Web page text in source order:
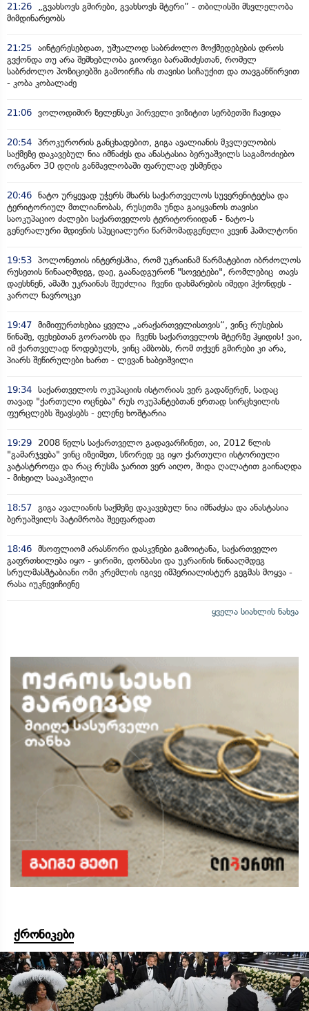
21:26
„გვახსოვს გმირები, გვახსოვს მტერი” - თბილისში მსვლელობა
მიმდინარეობს
21:25 აინტერესებდათ, უშუალოდ საბრძოლო მოქმედებების დროს
გვქონდა თუ არა შემხებლობა გიორგი ბარამიძესთან, რომელ
საბრძოლო პოზიციებში გამოირჩა ის თავისი სიჩაუქით და თავგანწირვით
- კობა კობალაძე
21:06 ვოლოდიმირ ზელენსკი პირველი ვიზიტით სერბეთში ჩავიდა
20:54 პროკურორის განცხადებით, გიგა ავალიანის მკვლელობის
საქმეზე დაკავებულ ნია იმნაძეს და ანასტასია ბერუაშვილს საგამოძიებო
ორგანო 30 დღის განმავლობაში ფარულად უსმენდა
20:46 ნატო ურყევად უჭერს მხარს საქართველოს სუვერენიტეტსა და
ტერიტორიულ მთლიანობას, რუსეთმა უნდა გაიყვანოს თავისი
საოკუპაციო ძალები საქართველოს ტერიტორიიდან - ნატო-ს
გენერალური მდივნის სპეციალური წარმომადგენელი კევინ ჰამილტონი
19:53 პოლონეთის ინტერესშია, რომ უკრაინამ წარმატებით იბრძოლოს
რუსეთის წინააღმდეგ, დაე, გაანადგურონ "სოვეტები", რომლებიც თავს
დაესხნენ, ამაში უკრაინას შეუძლია ჩვენი დახმარების იმედი ჰქონდეს -
კაროლ ნავროცკი
19:47 მიმიფურთხებია ყველა „არაქართველისთვის“, ვინც რუსების
წინაშე, ფეხებთან გორაობს და ჩვენს საქართველოს მტერზე ჰყიდის! ვაი,
იმ ქართველად წოდებულს, ვინც ამბობს, რომ თქვენ გმირები კი არა,
პიარს შეწირულები ხართ - ლევან ხაბეიშვილი
19:34 საქართველოს ოკუპაციის ისტორიას ვერ გადაწერენ, სადაც
თავად "ქართული ოცნება" რუს ოკუპანტებთან ერთად სირცხვილის
ფურცლებს შეავსებს - ელენე ხოშტარია
19:29
2008 წელს საქართველო გადავარჩინეთ, აი, 2012 წლის
"გამარჯვება" ვინც იზეიმეთ, სწორედ ეგ იყო ქართული ისტორიული
კატასტროფა და რაც რუსმა ჯარით ვერ აიღო, შიდა ღალატით გაინაღდა
- მიხეილ სააკაშვილი
18:57 გიგა ავალიანის საქმეზე დაკავებულ ნია იმნაძესა და ანასტასია
ბერუაშვილს პატიმრობა შეეფარდათ
18:46 მსოფლიომ არასწორი დასკვნები გამოიტანა, საქართველო
გაფრთხილება იყო - ყირიმი, დონბასი და უკრაინის წინააღმდეგ
სრულმასშტაბიანი ომი კრემლის იგივე იმპერიალისტურ გეგმას მოყვა -
რასა იუკნევიჩიენე
ყველა სიახლის ნახვა
ქრონიკები